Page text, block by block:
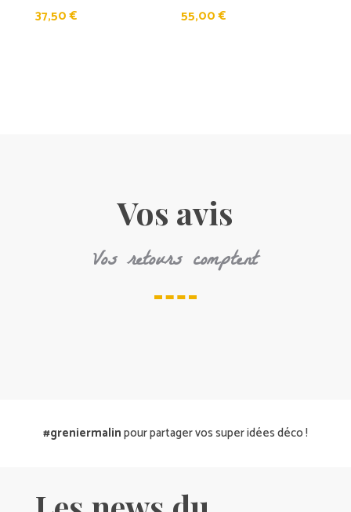
37,50€ 55,00€
Vos avis
Vos retours comptent
#greniermalinpour partager vos super idées déco !